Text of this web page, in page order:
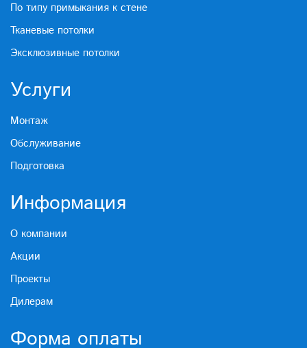
По типу примыкания к стене
Тканевые потолки
Эксклюзивные потолки
Услуги
Монтаж
Обслуживание
Подготовка
Информация
О компании
Акции
Проекты
Дилерам
Форма оплаты